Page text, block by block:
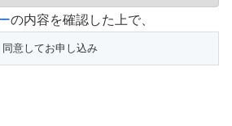
の内容を確認した上で、